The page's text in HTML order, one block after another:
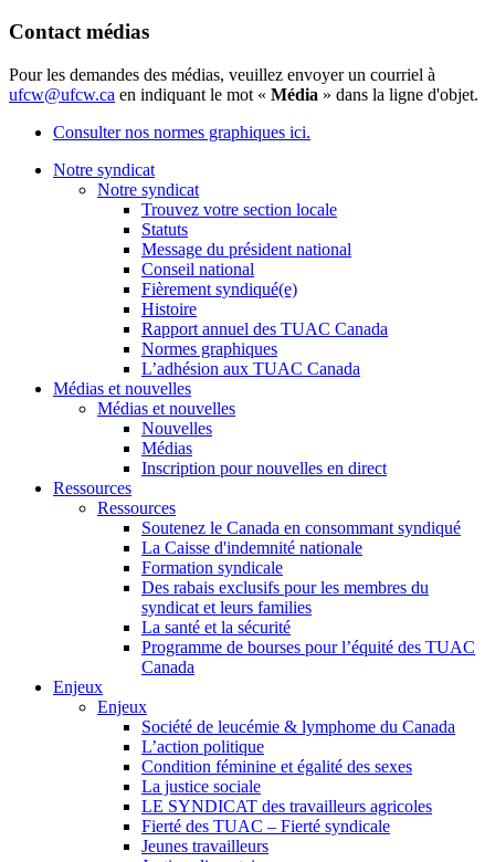
Contact médias
Pour les demandes des médias, veuillez envoyer un courriel à
ufcw@ufcw.ca en indiquant le mot « Média » dans la ligne d'objet.
Consulter nos normes graphiques ici.
Notre syndicat
Notre syndicat
Trouvez votre section locale
Statuts
Message du président national
Conseil national
Fièrement syndiqué(e)
Histoire
Rapport annuel des TUAC Canada
Normes graphiques
L’adhésion aux TUAC Canada
Médias et nouvelles
Médias et nouvelles
Nouvelles
Médias
Inscription pour nouvelles en direct
Ressources
Ressources
Soutenez le Canada en consommant syndiqué
La Caisse d'indemnité nationale
Formation syndicale
Des rabais exclusifs pour les membres du
syndicat et leurs families
La santé et la sécurité
Programme de bourses pour l’équité des TUAC
Canada
Enjeux
Enjeux
Société de leucémie & lymphome du Canada
L’action politique
Condition féminine et égalité des sexes
La justice sociale
LE SYNDICAT des travailleurs agricoles
Fierté des TUAC – Fierté syndicale
Jeunes travailleurs